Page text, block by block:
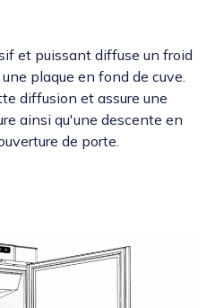
et puissant diffuse un froid
plaque en fond de cuve.
diffusion et assure une
ainsi qu'une descente en
de porte.